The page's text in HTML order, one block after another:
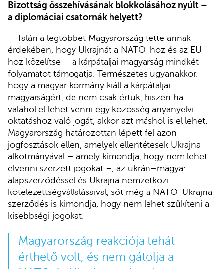
Bizottság összehívásának blokkolásához nyúlt –
a diplomáciai csatornák helyett?
– Talán a legtöbbet Magyarország tette annak
érdekében, hogy Ukrajnát a NATO-hoz és az EU-
hoz közelítse – a kárpátaljai magyarság mindkét
folyamatot támogatja. Természetes ugyanakkor,
hogy a magyar kormány kiáll a kárpátaljai
magyarságért, de nem csak értük, hiszen ha
valahol el lehet venni egy közösség anyanyelvi
oktatáshoz való jogát, akkor azt máshol is el lehet.
Magyarország határozottan lépett fel azon
jogfosztások ellen, amelyek ellentétesek Ukrajna
alkotmányával – amely kimondja, hogy nem lehet
elvenni szerzett jogokat –, az ukrán–magyar
alapszerződéssel és Ukrajna nemzetközi
kötelezettségvállalásaival, sőt még a NATO-Ukrajna
szerződés is kimondja, hogy nem lehet szűkíteni a
kisebbségi jogokat.
Magyarország reakciója tehát
érthető volt, és nem gátolja a